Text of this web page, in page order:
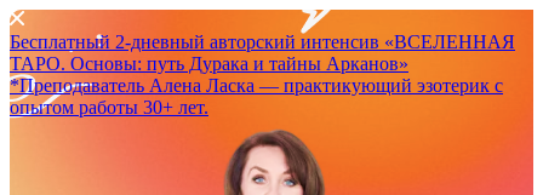
Бесплатный 2-дневный авторский интенсив «ВСЕЛЕННАЯ
ТАРО. Основы: путь Дурака и тайны Арканов»
*Преподаватель Аленa Ласка — практикующий эзотерик с
опытом работы 30+ лет.